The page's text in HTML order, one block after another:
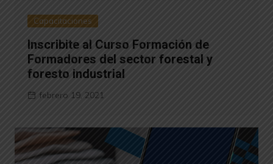
Capacitaciones
Inscribite al Curso Formación de
Formadores del sector forestal y
foresto industrial
febrero 19, 2021